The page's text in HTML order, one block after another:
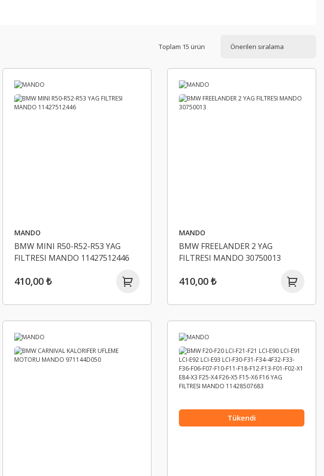
Toplam 15 ürün
MANDO
BMW MINI R50-R52-R53 YAG
FILTRESI MANDO 11427512446
410,00 ₺
MANDO
BMW FREELANDER 2 YAG
FILTRESI MANDO 30750013
410,00 ₺
Tükendi